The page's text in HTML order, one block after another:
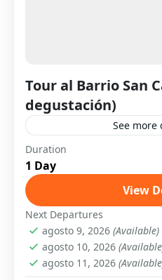
Tour al Barrio San
degustación)
See more
Diario
Una experiencia
uno de los barrios más
Domingo. Conoce su
disfruta de una
Santo Domingo
Fácil
6 People
Duration
1 Day
View
Next Departures
agosto 9, 2026 (Available)
agosto 10, 2026
agosto 11, 2026